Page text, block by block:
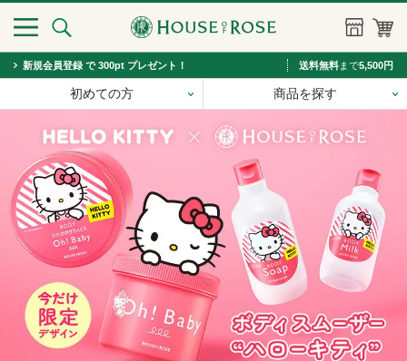
新規会員登録 で 300pt プレゼント！ 送料無料まで5,500円
初めての方 商品を探す